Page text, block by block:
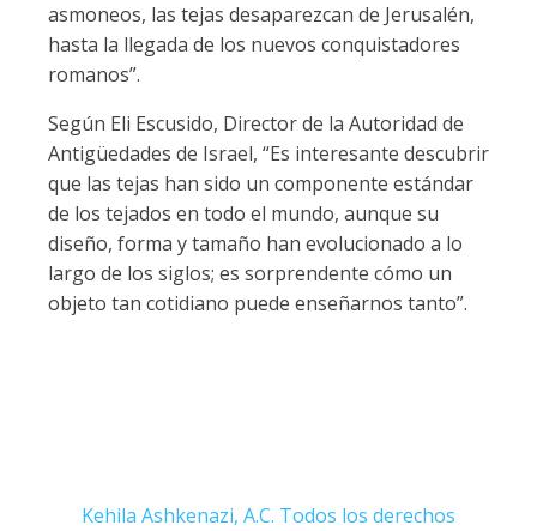
asmoneos, las tejas desaparezcan de Jerusalén,
hasta la llegada de los nuevos conquistadores
romanos”.
Según Eli Escusido, Director de la Autoridad de
Antigüedades de Israel, “Es interesante descubrir
que las tejas han sido un componente estándar
de los tejados en todo el mundo, aunque su
diseño, forma y tamaño han evolucionado a lo
largo de los siglos; es sorprendente cómo un
objeto tan cotidiano puede enseñarnos tanto”.
Kehila Ashkenazi, A.C. Todos los derechos